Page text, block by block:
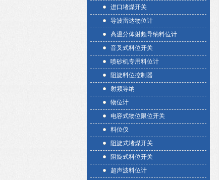
进口堵煤开关
导波雷达物位计
高温分体射频导纳料位计
音叉式料位开关
喷砂机专用料位计
阻旋料位控制器
射频导纳
物位计
电容式物位限位开关
料位仪
阻旋式堵煤开关
阻旋式料位开关
超声波料位计